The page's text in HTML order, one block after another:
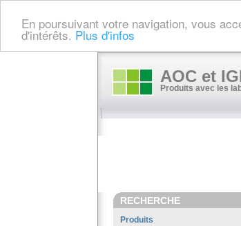
En poursuivant votre navigation, vous
d'intérêts. Plus d'infos
AOC et
Produits avec les
RECHERCHE
Produits